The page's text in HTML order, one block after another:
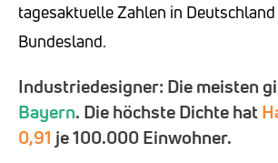
tagesaktuelle Zahlen in Deutschland
Bundesland.
Industriedesigner: Die meisten
Bayern. Die höchste Dichte hat
0,91 je 100.000 Einwohner.